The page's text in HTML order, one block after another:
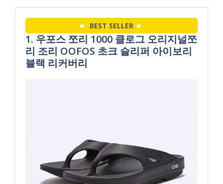
★ BEST SELLER ★
1. 우포스 쪼리 1000 클로그 오리지널쪼
리 조리 OOFOS 초크 슬리퍼 아이보리
블랙 리커버리